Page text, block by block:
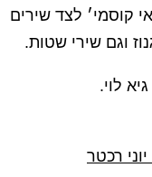
קוסמי׳ לצד שירים
וגם שירי שטות.
לוי.
רכטר